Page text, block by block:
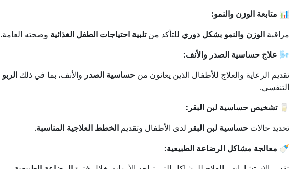
📊 متابعة الوزن والنمو:
مراقبة الوزن والنمو بشكل دوري للتأكد منتلبية احتياجات الطفل الغذائية وصحته العامة.
🌬️ علاج حساسية الصدر والأنف:
تقديم الرعاية والعلاج للأطفال الذين يعانون من حساسية الصدر والأنف، بما في ذلك الربو
التنفسي.
🥛تشخيص حساسية لبن البقر:
تحديد حالات حساسية لبن البقر لدى الأطفال وتقديم الخطط العلاجية المناسبة.
🍼 معالجة مشاكل الرضاعة الطبيعية: